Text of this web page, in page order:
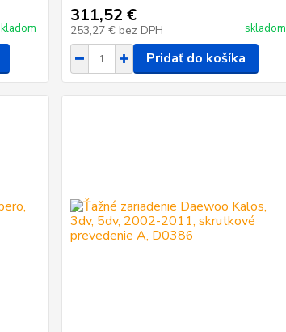
311,52 €
253,27 € bez DPH skladom
Pridať do košíka